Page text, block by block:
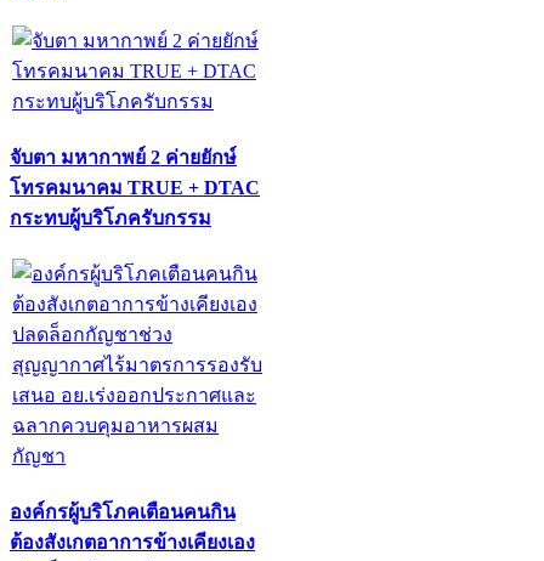
จับตา มหากาพย์ 2 ค่ายยักษ์
โทรคมนาคม TRUE + DTAC
กระทบผู้บริโภครับกรรม
องค์กรผู้บริโภคเตือนคนกิน
ต้องสังเกตอาการข้างเคียงเอง